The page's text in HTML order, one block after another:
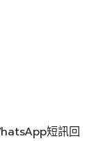
短訊回